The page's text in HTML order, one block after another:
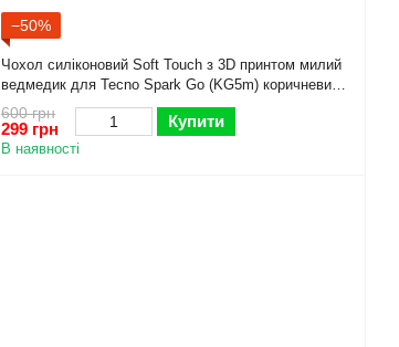
−50%
Чохол силіконовий Soft Touch з 3D принтом милий
ведмедик для Tecno Spark Go (KG5m) коричневий
(Повний захист камери)
600 грн
299 грн Купити
В наявності